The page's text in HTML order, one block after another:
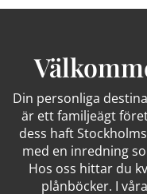
Din personliga
är ett familjeägt
dess haft
med en inredning
Hos oss hittar du
plånböcker. I